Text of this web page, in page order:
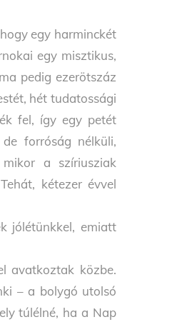
egy harminckét
egy misztikus,
pedig ezerötszáz
hét tudatossági
fel, így egy petét
forróság nélküli,
a szíriusziak
kétezer évvel
jólétünkkel, emiatt
avatkoztak közbe.
– a bolygó utolsó
túlélné, ha a Nap